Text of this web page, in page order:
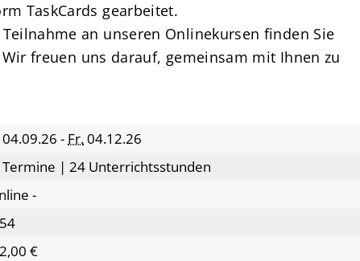
TaskCards gearbeitet.
an unseren Onlinekursen finden Sie
freuen uns darauf, gemeinsam mit Ihnen zu
04.09.26 - Fr.04.12.26
Termine | 24 Unterrichtsstunden
-
€